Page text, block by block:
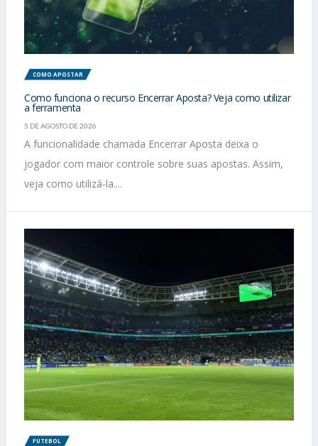
COMO APOSTAR
Como funciona o recurso Encerrar Aposta? Veja como utilizar
a ferramenta
5 DE AGOSTO DE 2026
A funcionalidade chamada Encerrar Aposta deixa o
jogador com maior controle sobre suas apostas. Assim,
veja como utilizá-la....
FUTEBOL